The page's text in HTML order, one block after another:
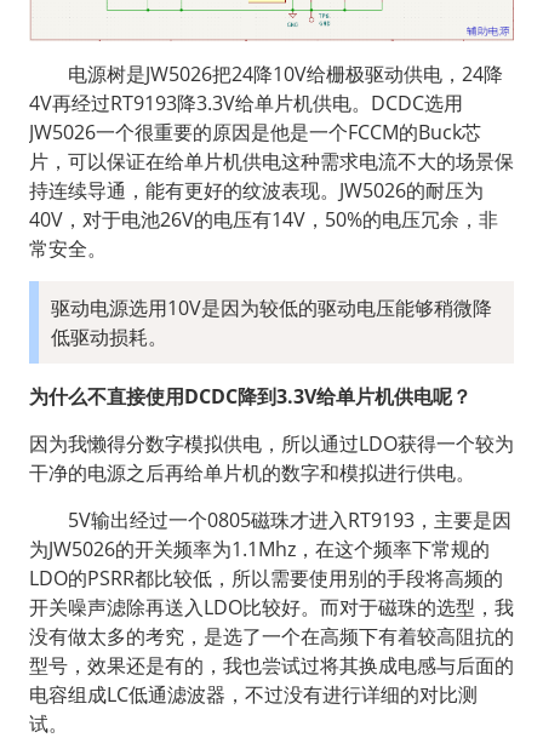
电源树是JW5026把24降10V给栅极驱动供电，24降
4V再经过RT9193降3.3V给单片机供电。DCDC选用
JW5026一个很重要的原因是他是一个FCCM的Buck芯
片，可以保证在给单片机供电这种需求电流不大的场景保
持连续导通，能有更好的纹波表现。JW5026的耐压为
40V，对于电池26V的电压有14V，50%的电压冗余，非
常安全。
驱动电源选用10V是因为较低的驱动电压能够稍微降
低驱动损耗。
为什么不直接使用DCDC降到3.3V给单片机供电呢？
因为我懒得分数字模拟供电，所以通过LDO获得一个较为
干净的电源之后再给单片机的数字和模拟进行供电。
5V输出经过一个0805磁珠才进入RT9193，主要是因
为JW5026的开关频率为1.1Mhz，在这个频率下常规的
LDO的PSRR都比较低，所以需要使用别的手段将高频的
开关噪声滤除再送入LDO比较好。而对于磁珠的选型，我
没有做太多的考究，是选了一个在高频下有着较高阻抗的
型号，效果还是有的，我也尝试过将其换成电感与后面的
电容组成LC低通滤波器，不过没有进行详细的对比测
试。